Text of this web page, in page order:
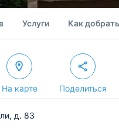
Услуги Как
На карте Поделиться
д. 83